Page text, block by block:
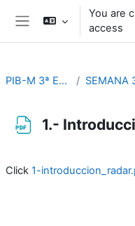
Skip to main content
You are
access
PIB-M 3ª Edición (fase práctica)
1.-
Click 1-